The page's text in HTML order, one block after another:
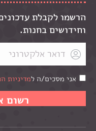
הרשמו לקבלת
וחידושים בחנות.
אני מסכים/ה למדיניות